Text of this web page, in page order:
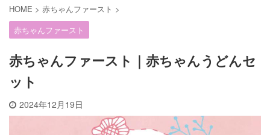
HOME > 赤ちゃんファースト >
赤ちゃんファースト
赤ちゃんファースト｜赤ちゃんうどんセ
ット
2024年12月19日